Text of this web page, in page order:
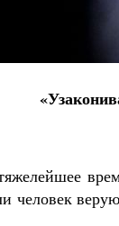
человек